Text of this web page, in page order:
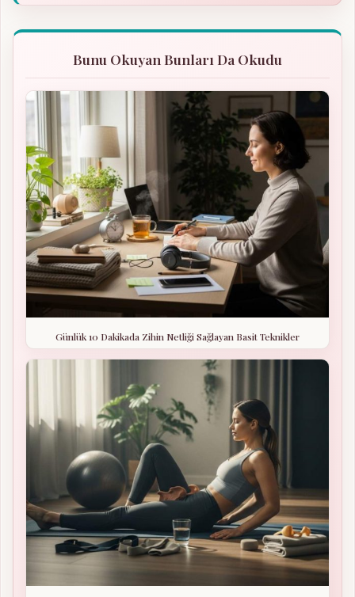
Bunu Okuyan Bunları Da Okudu
Günlük 10 Dakikada Zihin Netliği Sağlayan Basit Teknikler